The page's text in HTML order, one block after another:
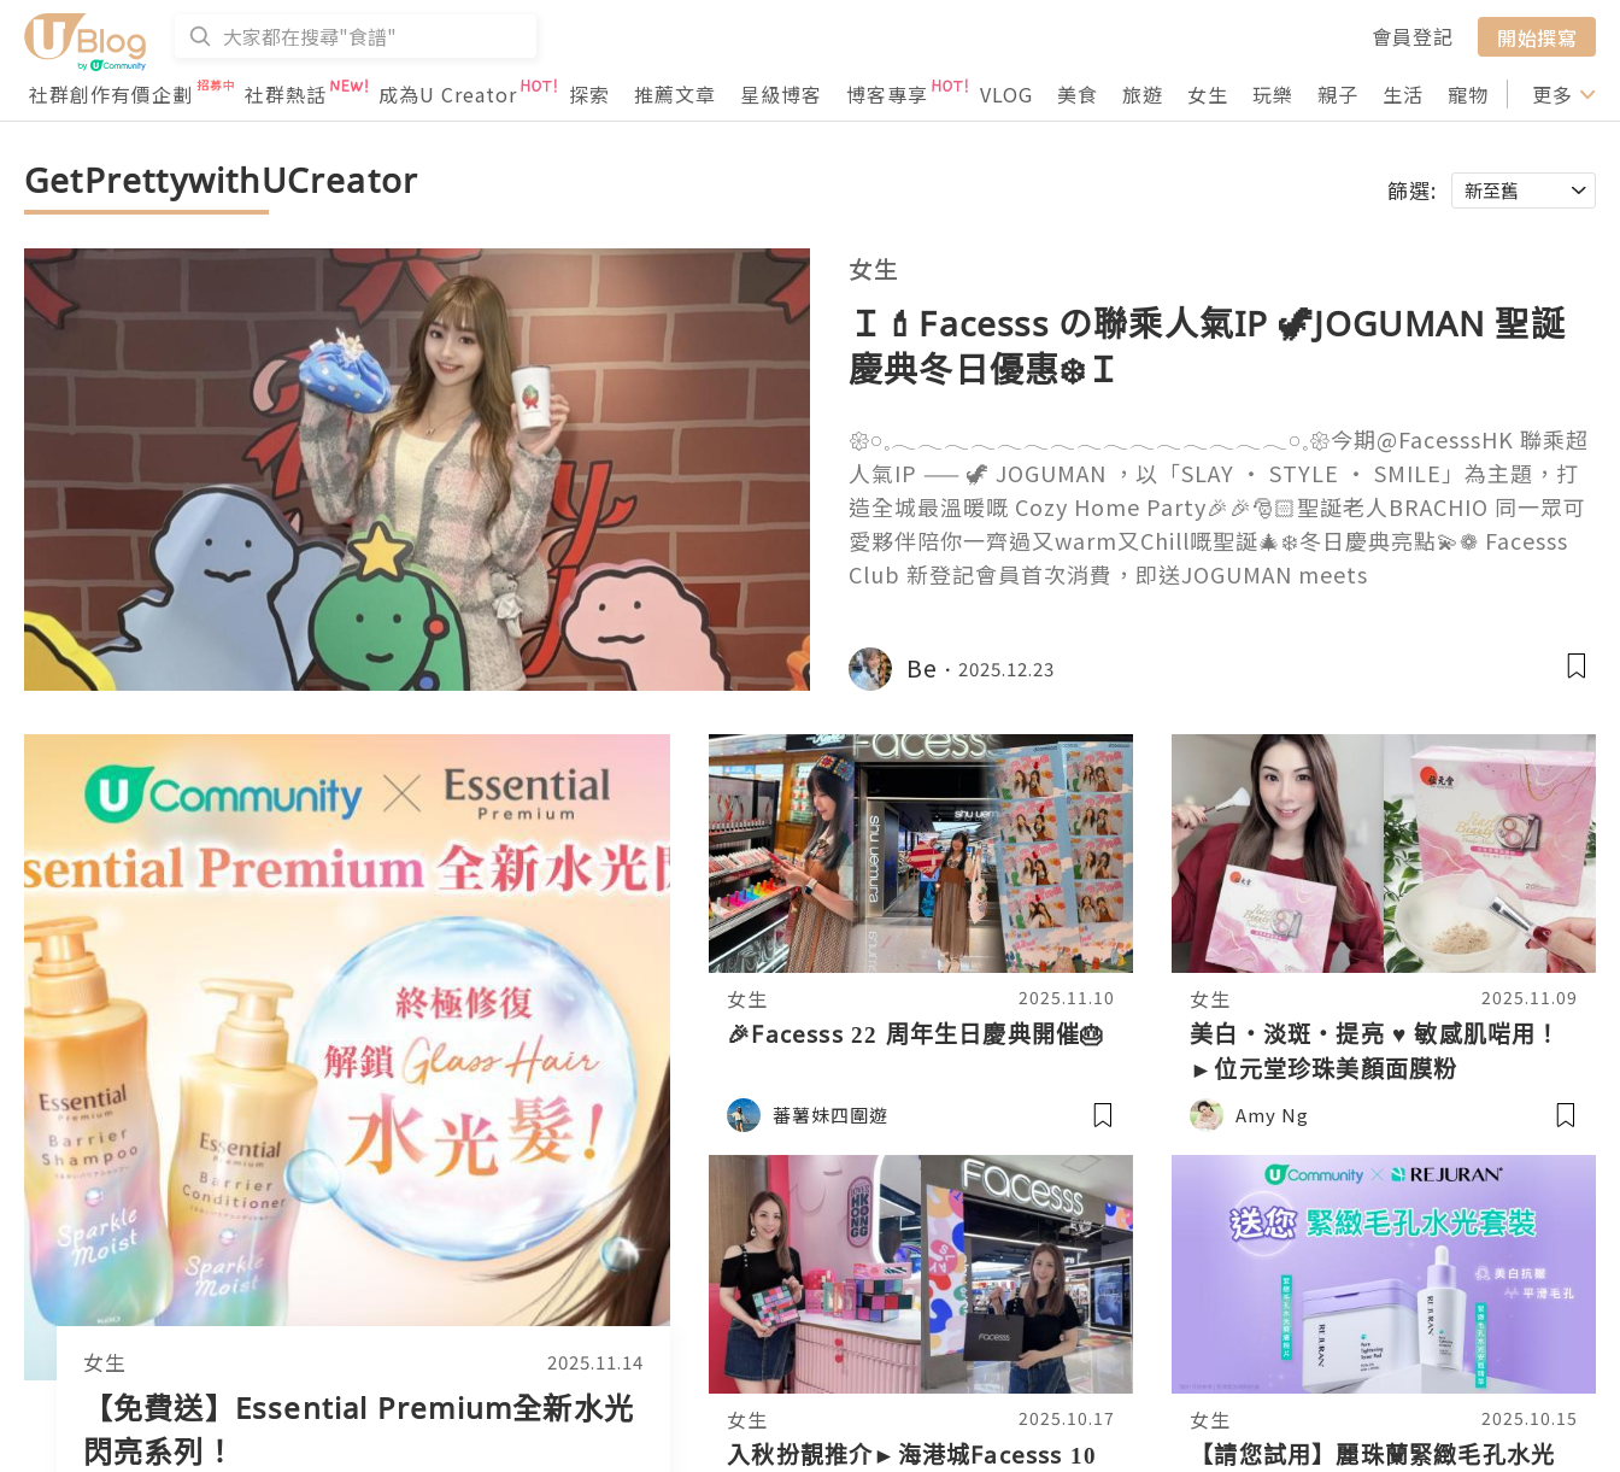
會員登記
開始撰寫
社群創作有價企劃
社群熱話 成為U Creator 探索 推薦文章 星級博客 博客專享 VLOG 美食 旅遊 女生 玩樂 親子 生活 寵物 行山 打卡
更多
GetPrettywithUCreator 篩選:
女生
Ｉ💄Facesss の聯乘人氣IP 🦖JOGUMAN 聖誕
慶典冬日優惠❄️Ｉ
𑁍𓏸𓈒𓂃𓂃𓂃𓂃𓂃𓂃𓂃𓂃𓂃𓂃𓂃𓂃𓂃𓂃𓂃𓏸𓈒𑁍今期@FacesssHK 聯乘超
人氣IP —— 🦖 JOGUMAN ，以「SLAY ‧ STYLE ‧ SMILE」為主題，打
造全城最溫暖嘅 Cozy Home Party🎉🎉🎅🏻聖誕老人BRACHIO 同一眾可
愛夥伴陪你一齊過又warm又Chill嘅聖誕🎄❄️冬日慶典亮點💫❁ Facesss
Club 新登記會員首次消費，即送JOGUMAN meets
Be 2025.12.23
女生 2025.11.14
【免費送】Essential Premium全新水光
閃亮系列！
女生 2025.11.10
🎉Facesss 22 周年生日慶典開催🎂
蕃薯妹四圍遊
女生 2025.11.09
美白・淡斑・提亮 ♥ 敏感肌啱用！
►位元堂珍珠美顏面膜粉
Amy Ng
女生 2025.10.17
入秋扮靚推介►海港城Facesss 10
女生 2025.10.15
【請您試用】麗珠蘭緊緻毛孔水光